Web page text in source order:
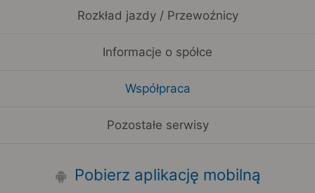
Rozkład jazdy / Przewoźnicy
Informacje o spółce
Współpraca
Pozostałe serwisy
Pobierz aplikację mobilną